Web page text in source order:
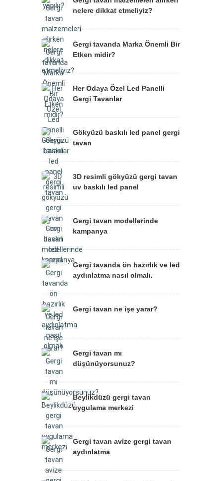
nelere dikkat etmeliyiz?
Gergi tavanda Marka Önemli Bir
Etken midir?
Her Odaya Özel Led Panelli
Gergi Tavanlar
Gökyüzü baskılı led panel gergi
tavan
3D resimli gökyüzü gergi tavan
uv baskılı led panel
Gergi tavan modellerinde
kampanya
Gergi tavanda ön hazırlık ve led
aydınlatma nasıl olmalı.
Gergi tavan ne işe yarar?
Gergi tavan mı
düşünüyorsunuz?
Beylikdüzü gergi tavan
uygulama merkezi
Gergi tavan avize gergi tavan
aydınlatma